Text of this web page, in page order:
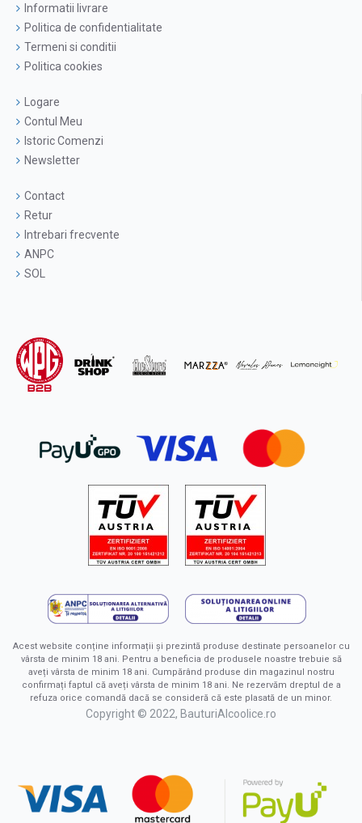
Informatii livrare
Politica de confidentialitate
Termeni si conditii
Politica cookies
Logare
Contul Meu
Istoric Comenzi
Newsletter
Contact
Retur
Intrebari frecvente
ANPC
SOL
Acest website conține informații și prezintă produse destinate persoanelor cu
vârsta de minim 18 ani. Pentru a beneficia de produsele noastre trebuie să
aveți vârsta de minim 18 ani. Cumpărând produse din magazinul nostru
confirmați faptul că aveți vârsta de minim 18 ani. Ne rezervăm dreptul de a
refuza orice comandă dacă se consideră că este plasată de un minor.
Copyright © 2022, BauturiAlcoolice.ro